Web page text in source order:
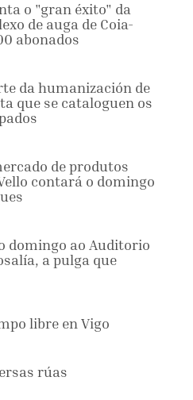
o "gran éxito" da
de auga de Coia-
abonados
da humanización de
que se cataloguen os
de produtos
contará o domingo
domingo ao Auditorio
a pulga que
libre en Vigo
rúas